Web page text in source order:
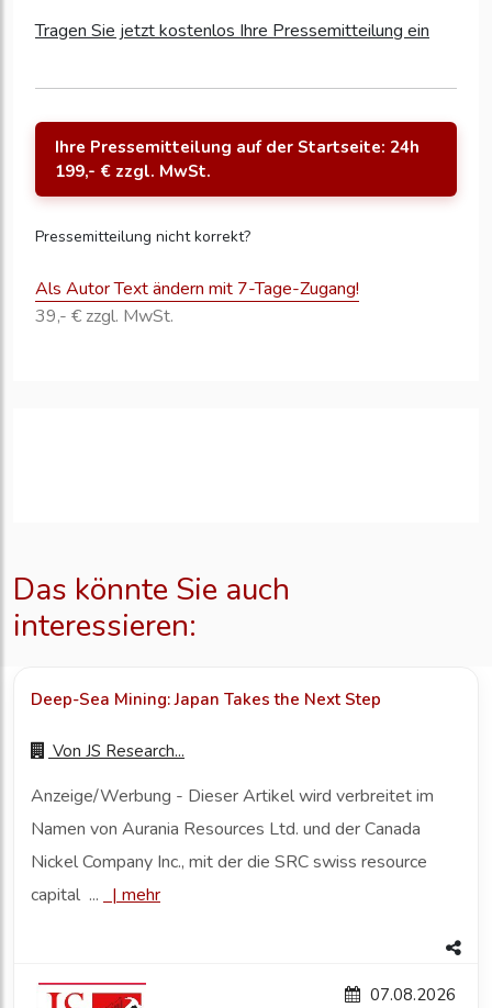
Tragen Sie jetzt kostenlos Ihre Pressemitteilung ein
Ihre Pressemitteilung auf der Startseite: 24h
199,- € zzgl. MwSt.
Pressemitteilung nicht korrekt?
Als Autor Text ändern mit 7-Tage-Zugang!
39,- € zzgl. MwSt.
Das könnte Sie auch
interessieren:
Deep-Sea Mining: Japan Takes the Next Step
Von JS Research...
Anzeige/Werbung - Dieser Artikel wird verbreitet im
Namen von Aurania Resources Ltd. und der Canada
Nickel Company Inc., mit der die SRC swiss resource
capital ...
| mehr
07.08.2026